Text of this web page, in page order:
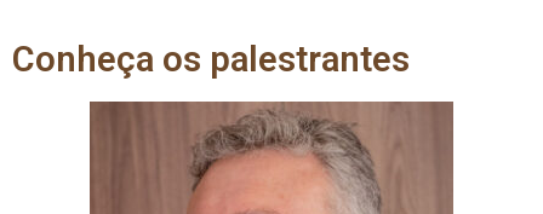
Conheça os palestrantes